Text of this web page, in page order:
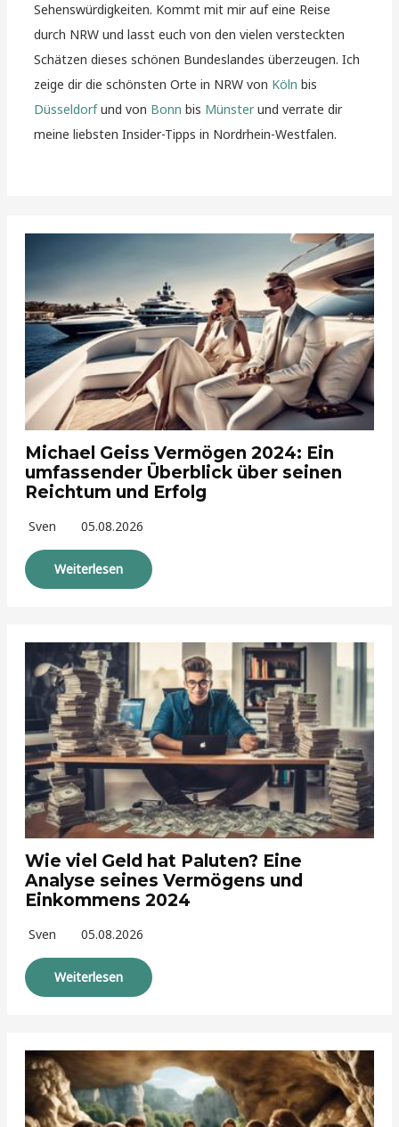
Sehenswürdigkeiten. Kommt mit mir auf eine Reise
durch NRW und lasst euch von den vielen versteckten
Schätzen dieses schönen Bundeslandes überzeugen. Ich
zeige dir die schönsten Orte in NRW von Köln bis
Düsseldorfund von Bonn bis Münsterund verrate dir
meine liebsten Insider-Tipps in Nordrhein-Westfalen.
Michael Geiss Vermögen 2024: Ein
umfassender Überblick über seinen
Reichtum und Erfolg
Sven 05.08.2026
Weiterlesen
Wie viel Geld hat Paluten? Eine
Analyse seines Vermögens und
Einkommens 2024
Sven 05.08.2026
Weiterlesen